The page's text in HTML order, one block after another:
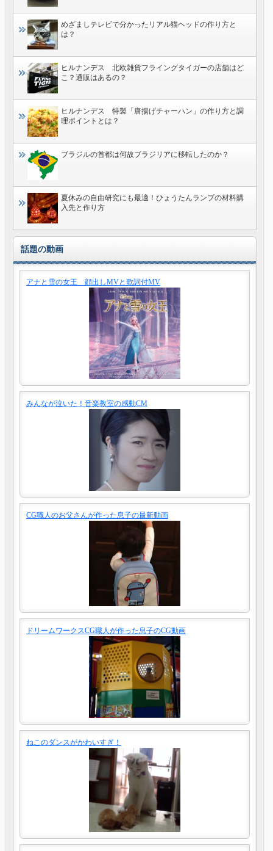
めざましテレビで分かったリアル猫ヘッドの作り方と
は？
ヒルナンデス 北欧雑貨フライングタイガーの店舗はど
こ？通販はあるの？
ヒルナンデス 特製「唐揚げチャーハン」の作り方と調
理ポイントとは？
ブラジルの首都は何故ブラジリアに移転したのか？
夏休みの自由研究にも最適！ひょうたんランプの材料購
入先と作り方
話題の動画
アナと雪の女王 顔出しMVと歌詞付MV
みんなが泣いた！音楽教室の感動CM
CG職人のお父さんが作った息子の最新動画
ドリームワークスCG職人が作った息子のCG動画
ねこのダンスがかわいすぎ！